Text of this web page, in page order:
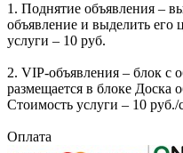
1. Поднятие объявления –
объявление и выделить его
услуги – 10 руб.
2. VIP-объявления – блок с
размещается в блоке Доска
Стоимость услуги – 10 руб./
Оплата